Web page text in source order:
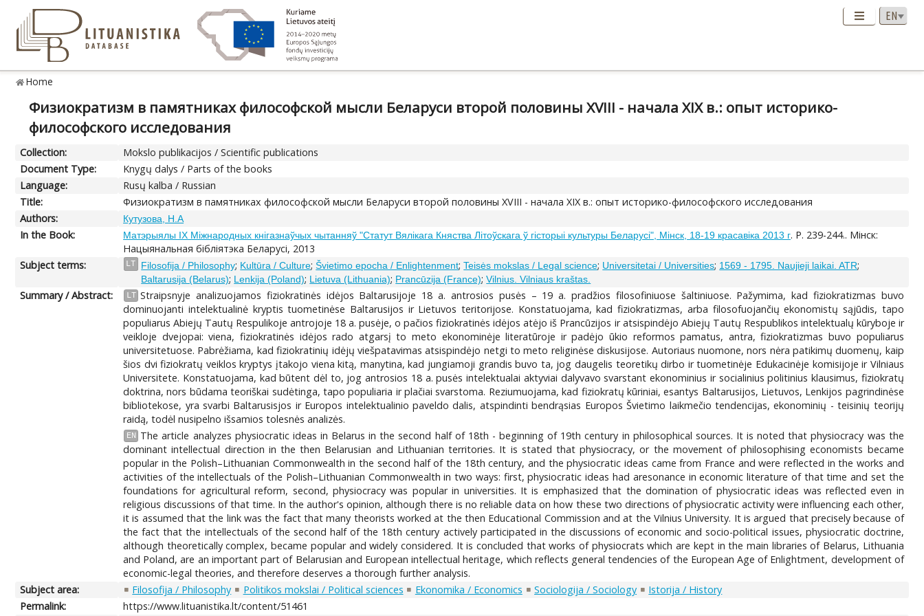
Home
Физиократизм в памятниках философской мысли Беларуси второй половины XVIII - начала XIX в.: опыт историко-
философского исследования
Collection:
Mokslo publikacijos / Scientific publications
Document Type:
Knygų dalys / Parts of the books
Language:
Rusų kalba / Russian
Title:
Физиократизм в памятниках философской мысли Беларуси второй половины XVIII - начала XIX в.: опыт историко-философского исследования
Authors:
Кутузова, H.A
In the Book: Матэрыялы IX Міжнародных кнігазнаўчых чытанняў "Статут Вялікага Княства Літоўскага ў гісторыі культуры Беларусі", Мінск, 18-19 красавіка 2013 г. P. 239-244.. Мінск:
Нацыянальная бібліятэка Беларусі, 2013
Subject terms:
LT Filosofija / Philosophy; Kultūra / Culture;Švietimo epocha / Enlightenment;Teisės mokslas / Legal science; Universitetai / Universities; 1569 - 1795. Naujieji laikai. ATR;
Baltarusija (Belarus); Lenkija (Poland); Lietuva (Lithuania); Prancūzija (France);Vilnius. Vilniaus kraštas.
Summary / Abstract: LT Straipsnyje analizuojamos fiziokratinės idėjos Baltarusijoje 18 a. antrosios pusės – 19 a. pradžios filosofiniuose šaltiniuose. Pažymima, kad fiziokratizmas buvo
dominuojanti intelektualinė kryptis tuometinėse Baltarusijos ir Lietuvos teritorijose. Konstatuojama, kad fiziokratizmas, arba filosofuojančių ekonomistų sąjūdis, tapo
populiarus Abiejų Tautų Respulikoje antrojoje 18 a. pusėje, o pačios fiziokratinės idėjos atėjo iš Prancūzijos ir atsispindėjo Abiejų Tautų Respublikos intelektualų kūryboje ir
veikloje dvejopai: viena, fiziokratinės idėjos rado atgarsį to meto ekonominėje literatūroje ir padėjo ūkio reformos pamatus, antra, fiziokratizmas buvo populiarus
universitetuose. Pabrėžiama, kad fiziokratinių idėjų viešpatavimas atsispindėjo netgi to meto religinėse diskusijose. Autoriaus nuomone, nors nėra patikimų duomenų, kaip
šios dvi fiziokratų veiklos kryptys įtakojo viena kitą, manytina, kad jungiamoji grandis buvo ta, jog daugelis teoretikų dirbo ir tuometinėje Edukacinėje komisijoje ir Vilniaus
Universitete. Konstatuojama, kad būtent dėl to, jog antrosios 18 a. pusės intelektualai aktyviai dalyvavo svarstant ekonominius ir socialinius politinius klausimus, fiziokratų
doktrina, nors būdama teoriškai sudėtinga, tapo populiaria ir plačiai svarstoma. Reziumuojama, kad fiziokratų kūriniai, esantys Baltarusijos, Lietuvos, Lenkijos pagrindinėse
bibliotekose, yra svarbi Baltarusisjos ir Europos intelektualinio paveldo dalis, atspindinti bendrąsias Europos Švietimo laikmečio tendencijas, ekonominių - teisinių teorijų
raidą, todėl nusipelno išsamios tolesnės analizės.
EN
The article analyzes physiocratic ideas in Belarus in the second half of 18th - beginning of 19th century in philosophical sources. It is noted that physiocracy was the
dominant intellectual direction in the then Belarusian and Lithuanian territories. It is stated that physiocracy, or the movement of philosophising economists became
popular in the Polish–Lithuanian Commonwealth in the second half of the 18th century, and the physiocratic ideas came from France and were reflected in the works and
activities of the intellectuals of the Polish–Lithuanian Commonwealth in two ways: first, physiocratic ideas had aresonance in economic literature of that time and set the
foundations for agricultural reform, second, physiocracy was popular in universities. It is emphasized that the domination of physiocratic ideas was reflected even in
religious discussions of that time. In the author's opinion, although there is no reliable data on how these two directions of physiocratic activity were influencing each other,
it is assumed that the link was the fact that many theorists worked at the then Educational Commission and at the Vilnius University. It is argued that precisely because of
the fact that the intellectuals of the second half of the 18th century actively participated in the discussions of economic and socio-political issues, physiocratic doctrine,
although theoretically complex, became popular and widely considered. It is concluded that works of physiocrats which are kept in the main libraries of Belarus, Lithuania
and Poland, are an important part of Belarusian and European intellectual heritage, which reflects general tendencies of the European Age of Enlightment, development of
economic-legal theories, and therefore deserves a thorough further analysis.
Subject area:
Filosofija / Philosophy Politikos mokslai / Political sciences Ekonomika / Economics Sociologija / Sociology
Istorija / History
Permalink:
https://www.lituanistika.lt/content/51461